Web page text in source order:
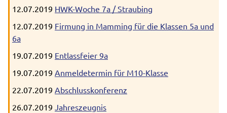
12.07.2019 HWK-Woche 7a / Straubing
12.07.2019 Firmung in Mamming für die Klassen 5a und
6a
19.07.2019 Entlassfeier 9a
19.07.2019 Anmeldetermin für M10-Klasse
22.07.2019 Abschlusskonferenz
26.07.2019 Jahreszeugnis